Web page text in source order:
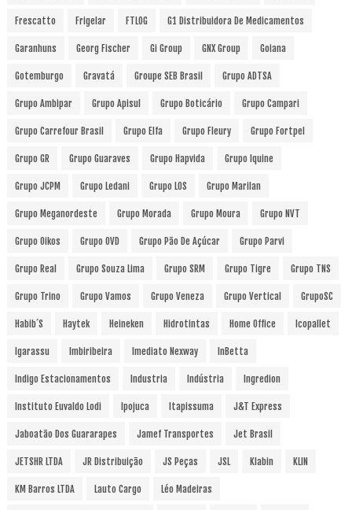
Frescatto Frigelar FTLOG G1 Distribuidora De Medicamentos
Garanhuns Georg Fischer Gi Group GNX Group Goiana
Gotemburgo Gravatá Groupe SEB Brasil Grupo ADTSA
Grupo Ambipar Grupo Apisul Grupo Boticário Grupo Campari
Grupo Carrefour Brasil Grupo Elfa Grupo Fleury Grupo Fortpel
Grupo GR Grupo Guaraves Grupo Hapvida Grupo Iquine
Grupo JCPM Grupo Ledani Grupo LOS Grupo Marilan
Grupo Meganordeste Grupo Morada Grupo Moura Grupo NVT
Grupo Oikos Grupo OVD Grupo Pão De Açúcar Grupo Parvi
Grupo Real Grupo Souza Lima Grupo SRM Grupo Tigre Grupo TNS
Grupo Trino Grupo Vamos Grupo Veneza Grupo Vertical GrupoSC
Habib´s Haytek Heineken Hidrotintas Home Office Icopallet
Igarassu Imbiribeira Imediato Nexway InBetta
Indigo Estacionamentos Industria Indústria Ingredion
Instituto Euvaldo Lodi Ipojuca Itapissuma J&T Express
Jaboatão Dos Guararapes Jamef Transportes Jet Brasil
JETSHR LTDA JR Distribuição JS Peças JSL Klabin KLIN
KM Barros LTDA Lauto Cargo Léo Madeiras